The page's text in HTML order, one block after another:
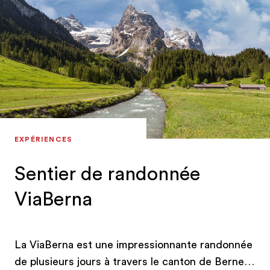
des informations sont disponibles le long du
chemin. Il est également possible de réserver le
transport des bagages. Après le départ depuis
Bellelay, dans le Jura bernois, l'itinéraire se
poursuit sur le Plateau et longe l'Aar avant de
terminer dans l'Oberland, au col historique du
Susten.
EXPÉRIENCES
Sentier de randonnée
ViaBerna
La ViaBerna est une impressionnante randonnée
de plusieurs jours à travers le canton de Berne.